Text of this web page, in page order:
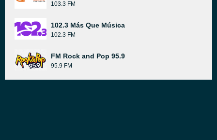
103.3 FM
102.3 Más Que Música
102.3 FM
FM Rock and Pop 95.9
95.9 FM